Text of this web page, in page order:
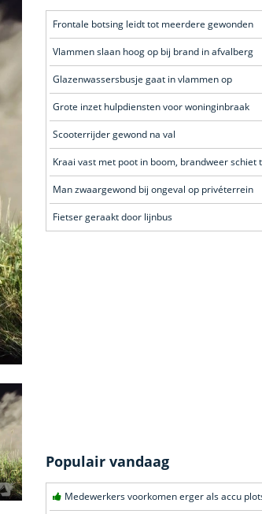
Frontale botsing leidt tot meerdere gewonden
Vlammen slaan hoog op bij brand in afvalberg
Glazenwassersbusje gaat in vlammen op
Grote inzet hulpdiensten voor woninginbraak
Scooterrijder gewond na val
Man zwaargewond bij ongeval op privéterrein
Fietser geraakt door lijnbus
Populair vandaag